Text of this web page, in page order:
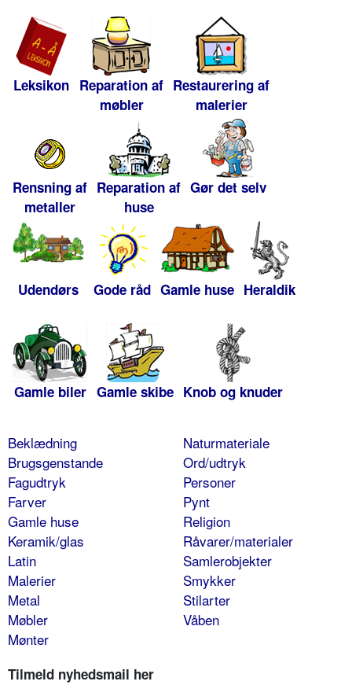
Leksikon Reparation af
møbler
Restaurering af
malerier
Rensning af
metaller
Reparation af
huse
Gør det selv
Udendørs Gode råd Gamle huse Heraldik
Gamle biler Gamle skibe Knob og knuder
Beklædning
Brugsgenstande
Fagudtryk
Farver
Gamle huse
Keramik/glas
Latin
Malerier
Metal
Møbler
Mønter
Naturmateriale
Ord/udtryk
Personer
Pynt
Religion
Råvarer/materialer
Samlerobjekter
Smykker
Stilarter
Våben
Tilmeld nyhedsmail her